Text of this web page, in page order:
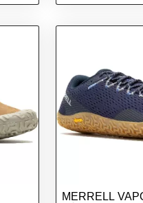
cipő, fekete, méret
MERRELL